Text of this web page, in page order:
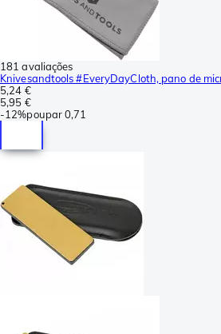
181 avaliações
Knivesandtools #EveryDayCloth, pano de
5,24 €
5,95 €
-12%poupar0,71